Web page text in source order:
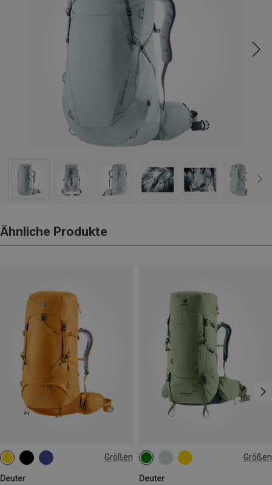
Ähnliche Produkte
Größen
Deuter
50+10L Größen
Deuter
45+10L